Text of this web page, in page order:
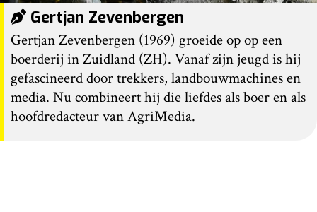
Gertjan Zevenbergen
Gertjan Zevenbergen (1969) groeide op op een
boerderij in Zuidland (ZH). Vanaf zijn jeugd is hij
gefascineerd door trekkers, landbouwmachines en
media. Nu combineert hij die liefdes als boer en als
hoofdredacteur van AgriMedia.